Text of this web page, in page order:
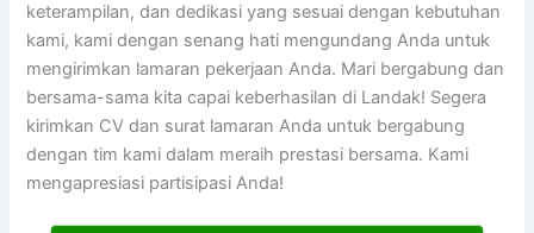
keterampilan, dan dedikasi yang sesuai dengan kebutuhan
kami, kami dengan senang hati mengundang Anda untuk
mengirimkan lamaran pekerjaan Anda. Mari bergabung dan
bersama-sama kita capai keberhasilan di Landak! Segera
kirimkan CV dan surat lamaran Anda untuk bergabung
dengan tim kami dalam meraih prestasi bersama. Kami
mengapresiasi partisipasi Anda!